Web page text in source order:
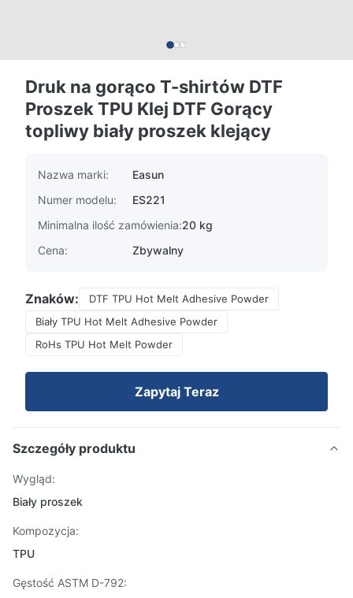
Druk na gorąco T-shirtów DTF
Proszek TPU Klej DTF Gorący
topliwy biały proszek klejący
Nazwa marki:
Easun
Numer modelu:
ES221
Minimalna ilość zamówienia:20 kg
Cena:
Zbywalny
Znaków:
DTF TPU Hot Melt Adhesive Powder
Biały TPU Hot Melt Adhesive Powder
RoHs TPU Hot Melt Powder
Zapytaj Teraz
Szczegóły produktu
Wygląd:
Biały proszek
Kompozycja:
TPU
Gęstość ASTM D-792: